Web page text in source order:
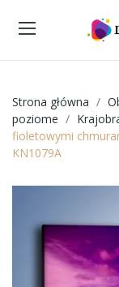
Strona główna
poziome
fioletowymi
KN1079A